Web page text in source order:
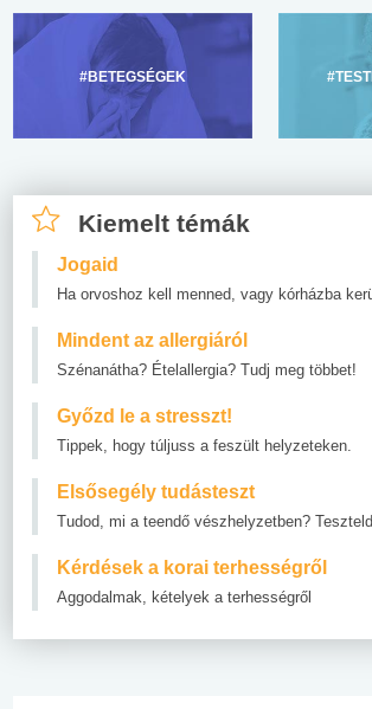
#BETEGSÉGEK
Kiemelt témák
Jogaid
Ha orvoshoz kell menned, vagy kórházba
Mindent az allergiáról
Szénanátha? Ételallergia? Tudj meg többet!
Győzd le a stresszt!
Tippek, hogy túljuss a feszült helyzeteken.
Elsősegély tudásteszt
Tudod, mi a teendő vészhelyzetben?
Kérdések a korai terhességről
Aggodalmak, kételyek a terhességről